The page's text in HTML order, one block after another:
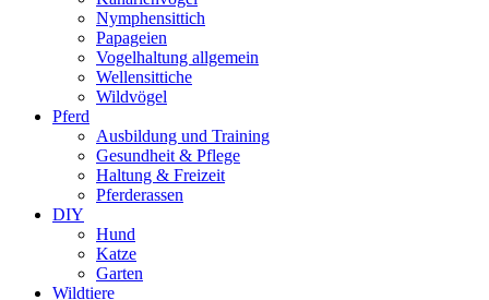
Nymphensittich
Papageien
Vogelhaltung allgemein
Wellensittiche
Wildvögel
Pferd
Ausbildung und Training
Gesundheit & Pflege
Haltung & Freizeit
Pferderassen
DIY
Hund
Katze
Garten
Wildtiere